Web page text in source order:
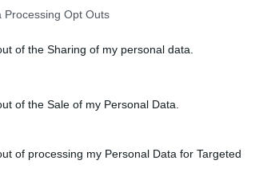
Processing Opt Outs
of the Sharing of my personal data.
of the Sale of my Personal Data.
of processing my Personal Data for Targeted